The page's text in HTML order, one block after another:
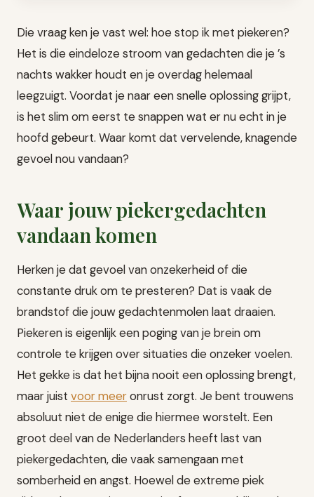
Die vraag ken je vast wel: hoe stop ik met piekeren?
Het is die eindeloze stroom van gedachten die je ’s
nachts wakker houdt en je overdag helemaal
leegzuigt. Voordat je naar een snelle oplossing grijpt,
is het slim om eerst te snappen wat er nu echt in je
hoofd gebeurt. Waar komt dat vervelende, knagende
gevoel nou vandaan?
Waar jouw piekergedachten
vandaan komen
Herken je dat gevoel van onzekerheid of die
constante druk om te presteren? Dat is vaak de
brandstof die jouw gedachtenmolen laat draaien.
Piekeren is eigenlijk een poging van je brein om
controle te krijgen over situaties die onzeker voelen.
Het gekke is dat het bijna nooit een oplossing brengt,
maar juist voor meeronrust zorgt. Je bent trouwens
absoluut niet de enige die hiermee worstelt. Een
groot deel van de Nederlanders heeft last van
piekergedachten, die vaak samengaan met
somberheid en angst. Hoewel de extreme piek